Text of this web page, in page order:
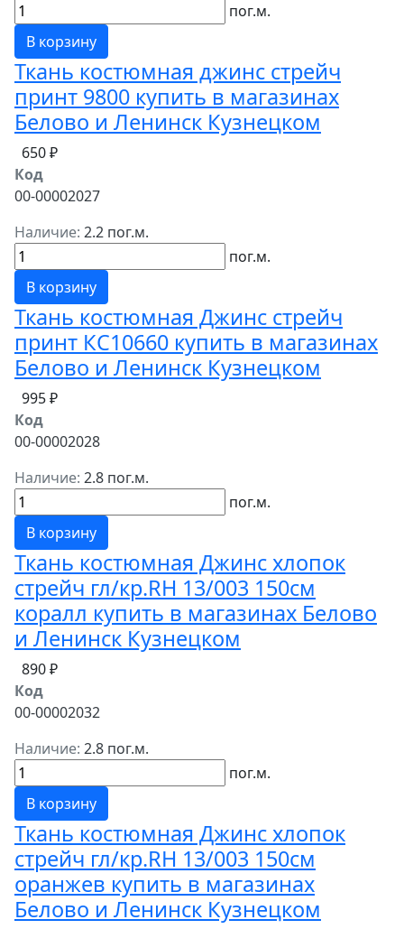
пог.м.
В корзину
Ткань костюмная джинс стрейч
принт 9800 купить в магазинах
Белово и Ленинск Кузнецком
650 ₽
Код
00-00002027
Наличие: 2.2 пог.м.
пог.м.
В корзину
Ткань костюмная Джинс стрейч
принт КС10660 купить в магазинах
Белово и Ленинск Кузнецком
995 ₽
Код
00-00002028
Наличие: 2.8 пог.м.
пог.м.
В корзину
Ткань костюмная Джинс хлопок
стрейч гл/кр.RH 13/003 150см
коралл купить в магазинах Белово
и Ленинск Кузнецком
890 ₽
Код
00-00002032
Наличие: 2.8 пог.м.
пог.м.
В корзину
Ткань костюмная Джинс хлопок
стрейч гл/кр.RH 13/003 150см
оранжев купить в магазинах
Белово и Ленинск Кузнецком